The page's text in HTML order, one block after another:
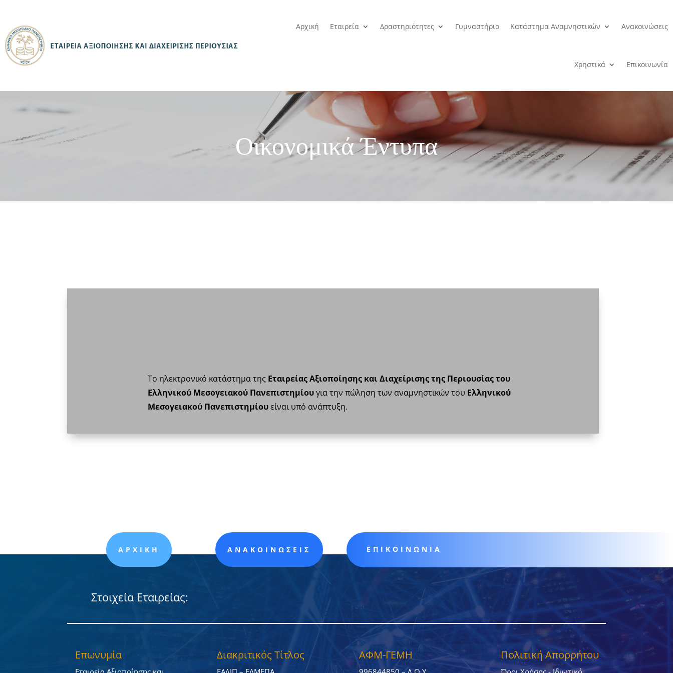
Αρχική Εταιρεία Δραστηριότητες Γυμναστήριο Κατάστημα Αναμνηστικών Ανακοινώσεις
Χρηστικά Επικοινωνία
Οικονομικά Έντυπα
Το ηλεκτρονικό κατάστημα της Εταιρείας Αξιοποίησης και Διαχείρισης της Περιουσίας του
Ελληνικού Μεσογειακού Πανεπιστημίουγια την πώληση των αναμνηστικών του Ελληνικού
Μεσογειακού Πανεπιστημίουείναι υπό ανάπτυξη.
ΑΡΧΙΚΗ ΑΝΑΚΟΙΝΩΣΕΙΣ ΕΠΙΚΟΙΝΩΝΙΑ
Στοιχεία Εταιρείας:
Επωνυμία Διακριτικός Τίτλος ΑΦΜ-ΓΕΜΗ Πολιτική Απορρήτου